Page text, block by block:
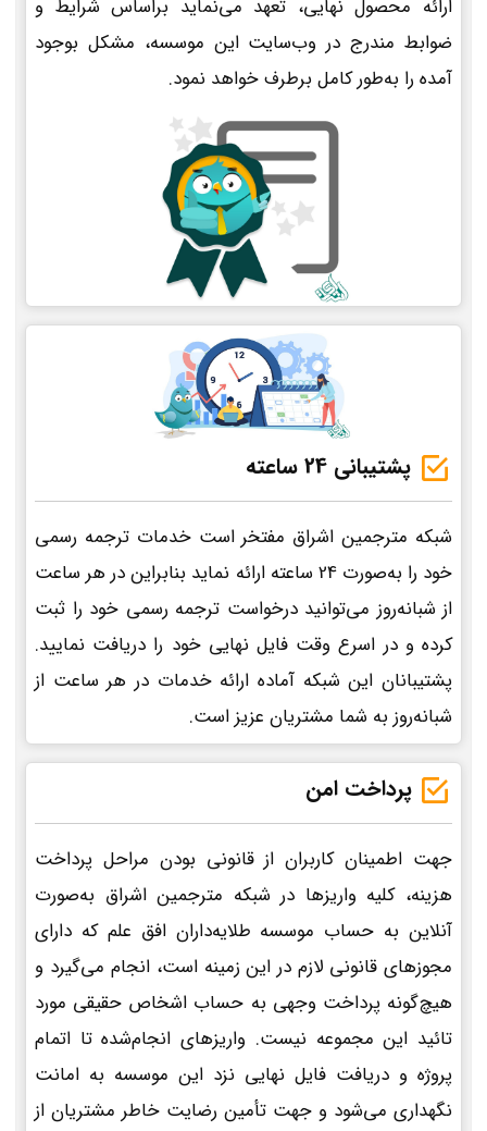
ارائه محصول نهایی، تعهد می‌نماید براساس شرایط و
ضوابط مندرج در وب‌سایت این موسسه، مشکل بوجود
آمده را به‌طور کامل برطرف خواهد نمود.
پشتیبانی 24 ساعته
شبکه مترجمین اشراق مفتخر است خدمات ترجمه رسمی
خود را به‌صورت 24 ساعته ارائه نماید بنابراین در هر ساعت
از شبانه‌روز می‌توانید درخواست ترجمه رسمی خود را ثبت
کرده و در اسرع وقت فایل نهایی خود را دریافت نمایید.
پشتیبانان این شبکه آماده ارائه خدمات در هر ساعت از
شبانه‌روز به شما مشتریان عزیز است.
پرداخت امن
جهت اطمینان کاربران از قانونی بودن مراحل پرداخت
هزینه، کلیه واریزها در شبکه مترجمین اشراق به‌صورت
آنلاین به حساب موسسه طلایه‌داران افق علم که دارای
مجوزهای قانونی لازم در این زمینه است، انجام می‌گیرد و
هیچ‌گونه پرداخت وجهی به حساب اشخاص حقیقی مورد
تائید این مجموعه نیست. واریزهای انجام‌شده تا اتمام
پروژه و دریافت فایل نهایی نزد این موسسه به امانت
نگهداری می‌شود و جهت تأمین رضایت خاطر مشتریان از